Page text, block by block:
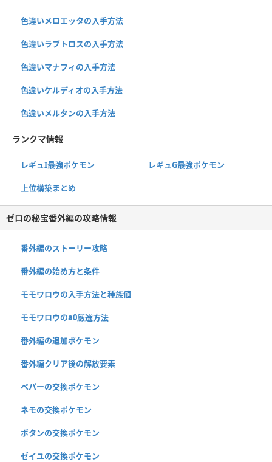
色違いメロエッタの入手方法
色違いラブトロスの入手方法
色違いマナフィの入手方法
色違いケルディオの入手方法
色違いメルタンの入手方法
ランクマ情報
レギュI最強ポケモン レギュG最強ポケモン
上位構築まとめ
ゼロの秘宝番外編の攻略情報
番外編のストーリー攻略
番外編の始め方と条件
モモワロウの入手方法と種族値
モモワロウのa0厳選方法
番外編の追加ポケモン
番外編クリア後の解放要素
ペパーの交換ポケモン
ネモの交換ポケモン
ボタンの交換ポケモン
ゼイユの交換ポケモン